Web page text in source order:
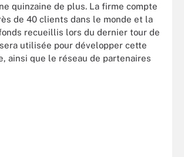
quinzaine de plus. La firme compte
de 40 clients dans le monde et la
recueillis lors du dernier tour de
utilisée pour développer cette
ainsi que le réseau de partenaires